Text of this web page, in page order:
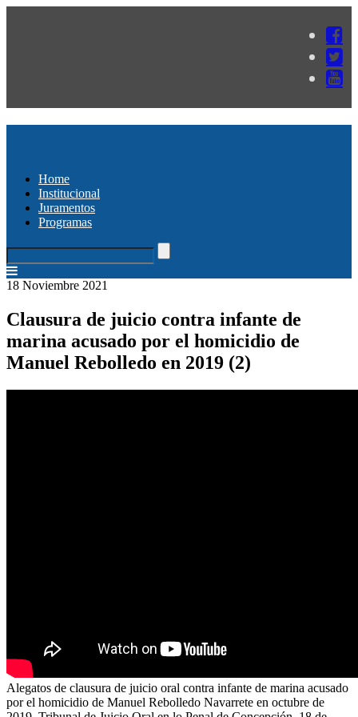
Home
Institucional
Juramentos
Programas
18 Noviembre 2021
Clausura de juicio contra infante de
marina acusado por el homicidio de
Manuel Rebolledo en 2019 (2)
Alegatos de clausura de juicio oral contra infante de marina acusado
por el homicidio de Manuel Rebolledo Navarrete en octubre de